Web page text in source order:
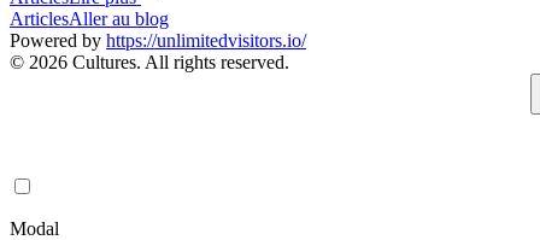
ArticlesAller au blog
Powered by https://unlimitedvisitors.io/
© 2026 Cultures. All rights reserved.
Modal